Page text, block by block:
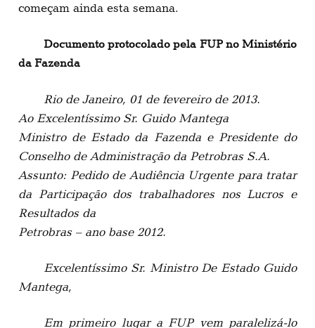
começam ainda esta semana.
Documento protocolado pela FUP no Ministério
da Fazenda
Rio de Janeiro, 01 de fevereiro de 2013.
Ao Excelentíssimo Sr. Guido Mantega
Ministro de Estado da Fazenda e Presidente do
Conselho de Administração da Petrobras S.A.
Assunto: Pedido de Audiência Urgente para tratar
da Participação dos trabalhadores nos Lucros e
Resultados da
Petrobras – ano base 2012.
Excelentíssimo Sr. Ministro De Estado Guido
Mantega,
Em primeiro lugar a FUP vem paralelizá-lo